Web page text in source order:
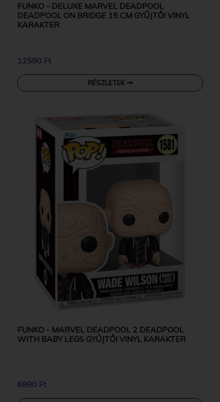
FUNKO - DELUXE MARVEL DEADPOOL
DEADPOOL ON BRIDGE 15 CM GYŰJTŐI VINYL
KARAKTER
12590 Ft
RÉSZLETEK
FUNKO - MARVEL DEADPOOL 2 DEADPOOL
WITH BABY LEGS GYŰJTŐI VINYL KARAKTER
6890 Ft